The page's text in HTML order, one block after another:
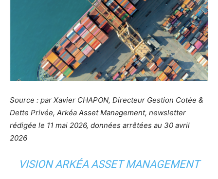
Source : par Xavier CHAPON, Directeur Gestion Cotée &
Dette Privée, Arkéa Asset Management, newsletter
rédigée le 11 mai 2026, données arrêtées au 30 avril
2026
VISION ARKÉA ASSET MANAGEMENT